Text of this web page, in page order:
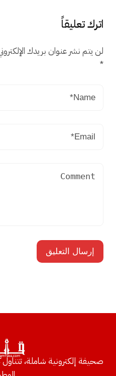
اترك تعليقاً
لن يتم نشر عنوان بريدك
*
صحيفة إلكترونية شاملة، تتناول